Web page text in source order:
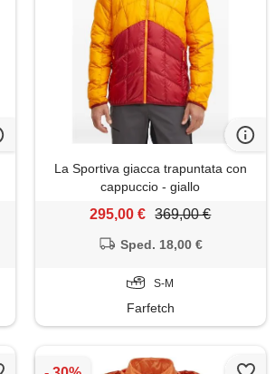
La Sportiva giacca trapuntata con
cappuccio - giallo
295,00 € 369,00 €
Sped. 18,00 €
S-M
Farfetch